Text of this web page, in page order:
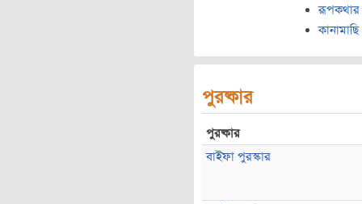
রূপকথার
কানামাছি
পুরষ্কার
পুরষ্কার
বাইফা পুরস্কার